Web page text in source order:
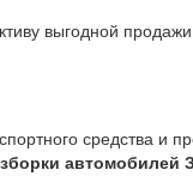
выгодной
средства и
автомобилей